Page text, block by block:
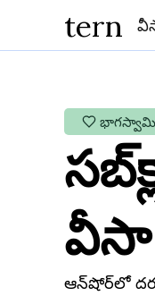
tern
వీసా
ఆన్‌షోర్‌లో దరఖాస్తు చేయండి మరియు డిపార్ట్‌మెంట్ మీ కేసును అంచనా